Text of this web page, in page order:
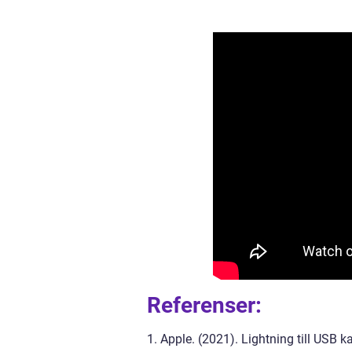
Referenser:
1. Apple. (2021). Lightning till USB